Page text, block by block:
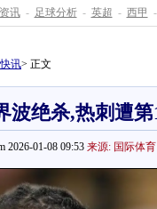
讯 - 足球分析 - 英超 - 西甲 -
讯> 正文
波绝杀,热刺遭
2026-01-08 09:53 来源: 国际体育